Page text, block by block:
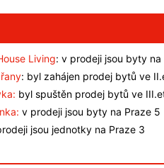
Living: v prodeji jsou byty na
: byl zahájen prodej bytů ve
byl spuštěn prodej bytů ve
v prodeji jsou byty na Praze 5
jsou jednotky na Praze 3